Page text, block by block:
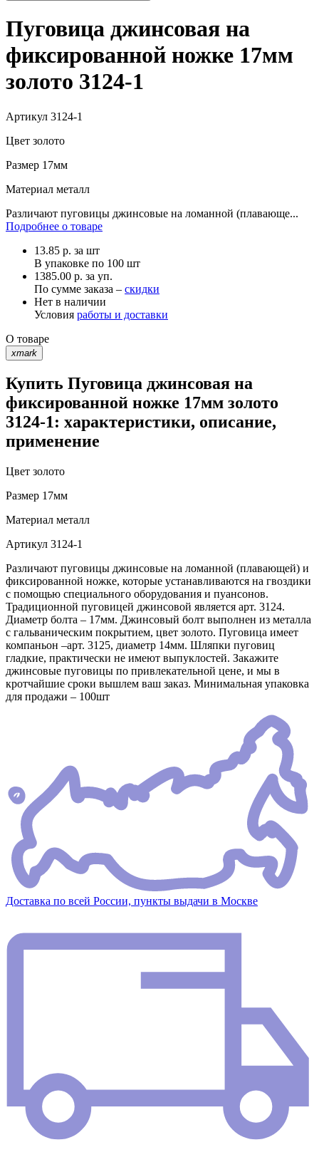
Пуговица джинсовая на
фиксированной ножке 17мм
золото 3124-1
Артикул 3124-1
Цвет золото
Размер 17мм
Материал металл
Различают пуговицы джинсовые на ломанной (плавающе...
Подробнее о товаре
13.85 р. за шт
В упаковке по 100 шт
1385.00 р. за уп.
По сумме заказа – скидки
Нет в наличии
Условия работы и доставки
О товаре
xmark
Купить Пуговица джинсовая на
фиксированной ножке 17мм золото
3124-1: характеристики, описание,
применение
Цвет золото
Размер 17мм
Материал металл
Артикул 3124-1
Различают пуговицы джинсовые на ломанной (плавающей) и
фиксированной ножке, которые устанавливаются на гвоздики
с помощью специального оборудования и пуансонов.
Традиционной пуговицей джинсовой является арт. 3124.
Диаметр болта – 17мм. Джинсовый болт выполнен из металла
с гальваническим покрытием, цвет золото. Пуговица имеет
компаньон –арт. 3125, диаметр 14мм. Шляпки пуговиц
гладкие, практически не имеют выпуклостей. Закажите
джинсовые пуговицы по привлекательной цене, и мы в
кротчайшие сроки вышлем ваш заказ. Минимальная упаковка
для продажи – 100шт
Доставка по всей России, пункты выдачи в Москве